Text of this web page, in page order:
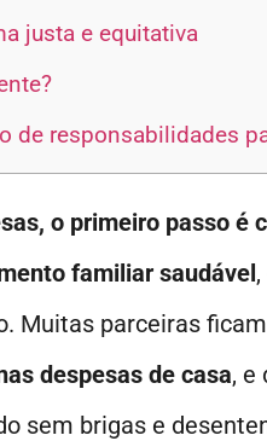
justa e equitativa
de responsabilidades
o primeiro passo é
familiar saudável
Muitas parceiras
despesas de casa, e
sem brigas e